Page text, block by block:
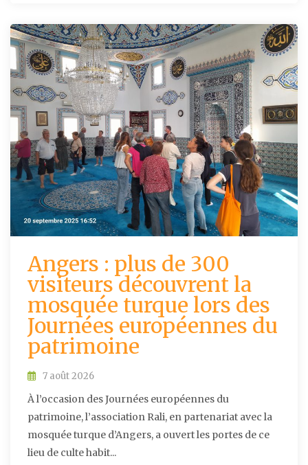
Angers : plus de 300
visiteurs découvrent la
mosquée turque lors des
Journées européennes du
patrimoine
7 août 2026
À l’occasion des Journées européennes du
patrimoine, l’association Rali, en partenariat avec la
mosquée turque d’Angers, a ouvert les portes de ce
lieu de culte habit...